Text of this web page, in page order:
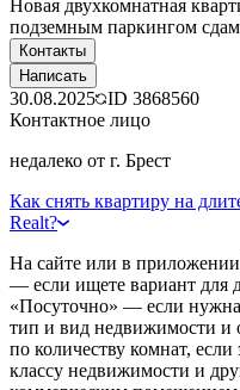
Новая двухкомнатная
подземным паркингом
Контакты
Написать
30.08.2025 ID 3868560
Контактное лицо
недалеко от г. Брест
Как снять квартиру на
Realt?
На сайте или в
— если ищете вариант для
«Посуточно» — если нужна
тип и вид недвижимости и
по количеству комнат,
классу недвижимости и